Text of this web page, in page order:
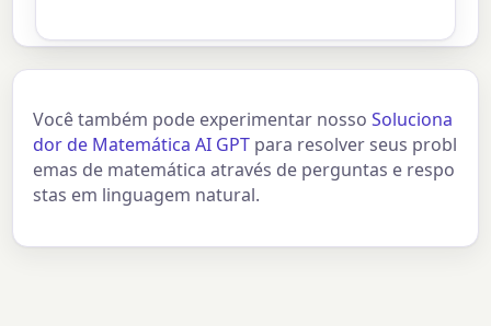
Você também pode experimentar nossoSoluciona
dor de Matemática AI GPT para resolver seus probl
emas de matemática através de perguntas e respo
stas em linguagem natural.